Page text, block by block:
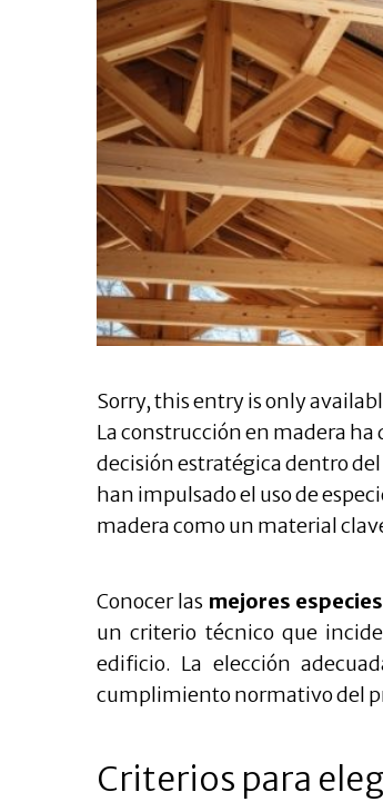
Sorry, this entry is only
La construcción en madera
decisión estratégica dentro
han impulsado el uso de
madera como un material
Conocer las mejores
un criterio técnico que
edificio. La elección
cumplimiento normativo del
Criterios para